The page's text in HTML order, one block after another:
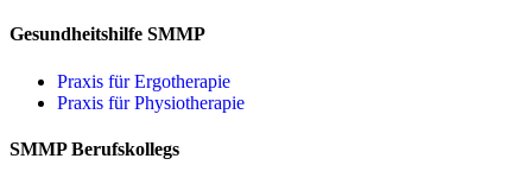
Gesundheitshilfe SMMP
Praxis für Ergo­therapie
Praxis für Physio­therapie
SMMP Berufskollegs